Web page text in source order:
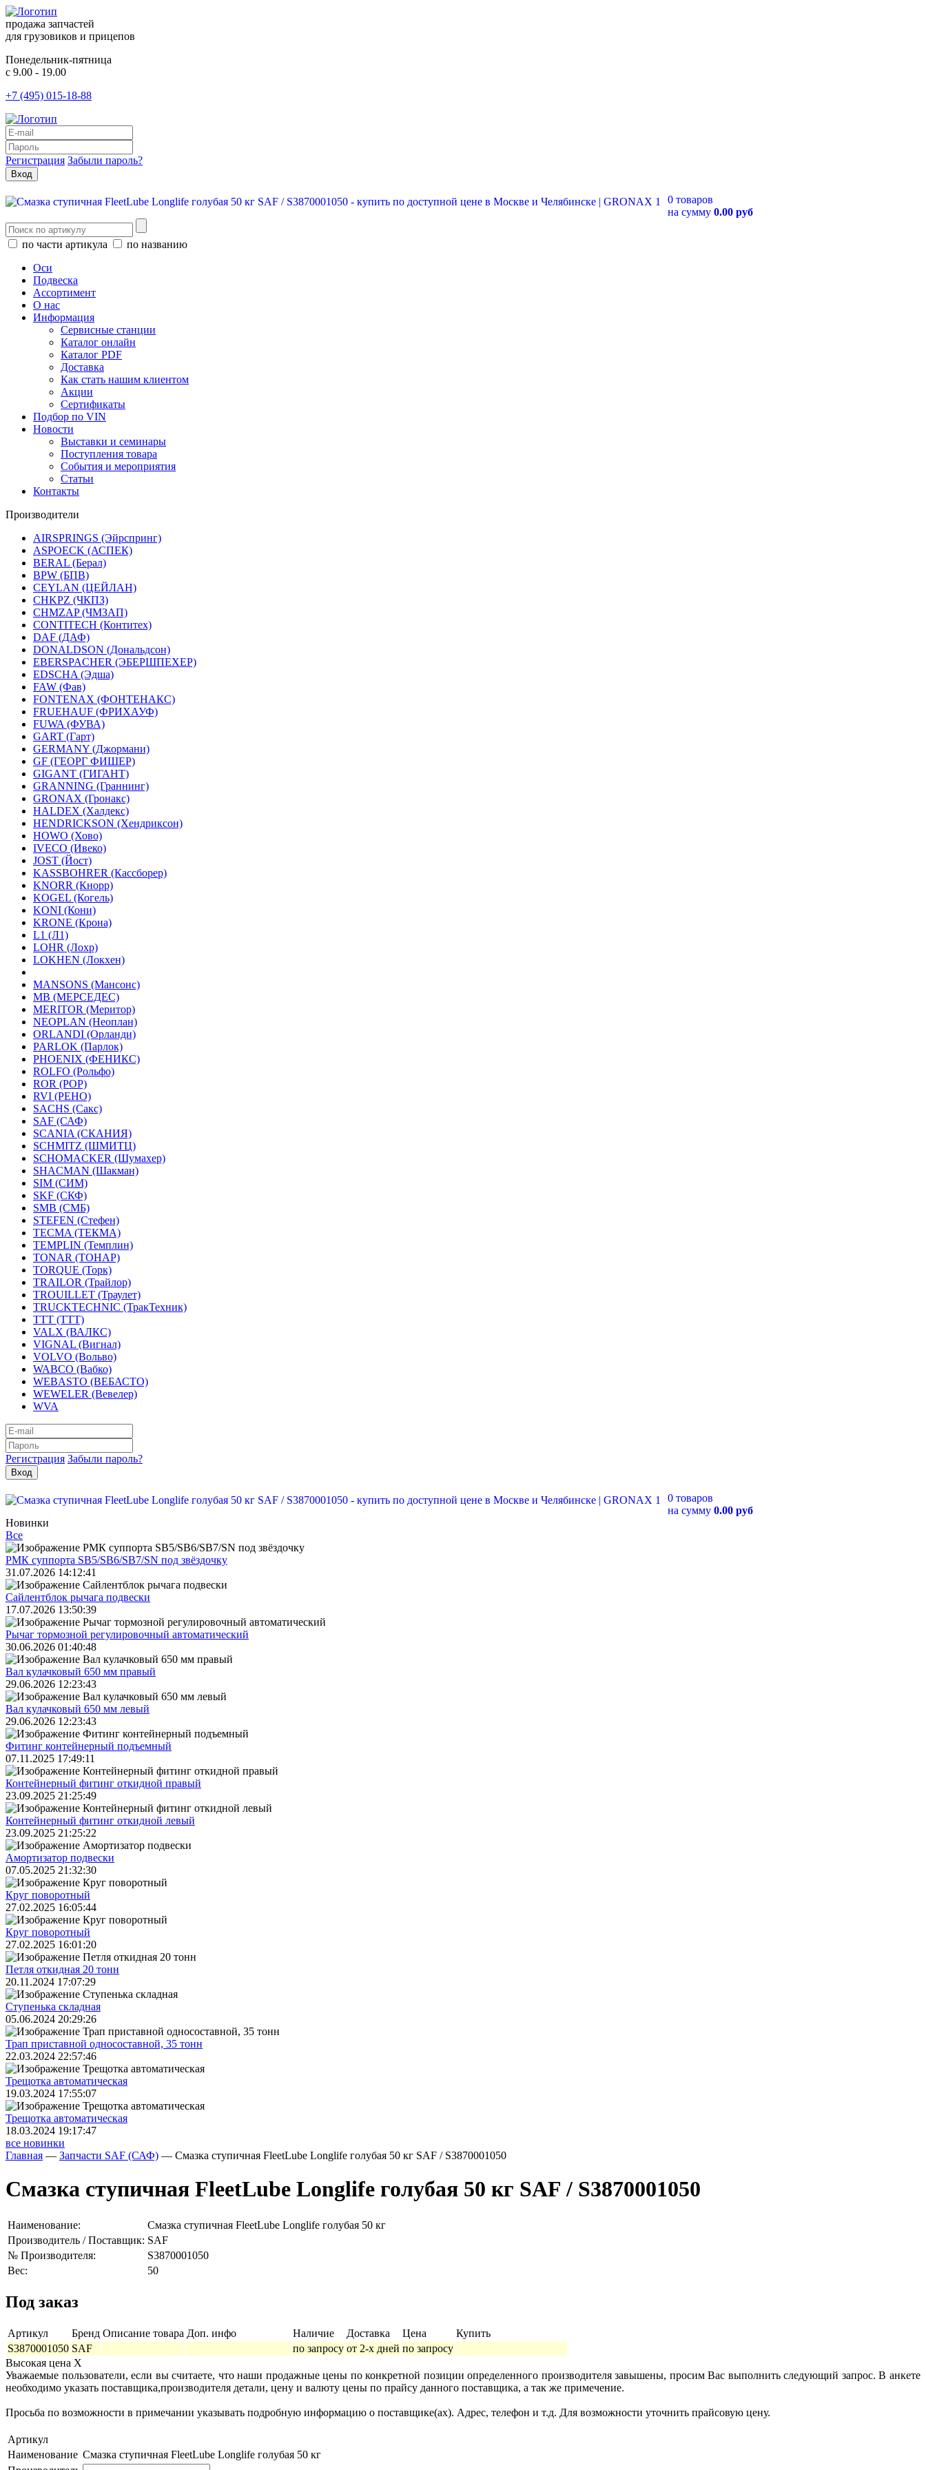
продажа запчастей
для грузовиков и прицепов
Понедельник-пятница
с 9.00 - 19.00
+7 (495) 015-18-88
Регистрация Забыли пароль?
0 товаров
на сумму 0.00 руб
по части артикула
по названию
Оси
Подвеска
Ассортимент
О нас
Информация
Сервисные станции
Каталог онлайн
Каталог PDF
Доставка
Как стать нашим клиентом
Акции
Сертификаты
Подбор по VIN
Новости
Выставки и семинары
Поступления товара
События и мероприятия
Статьи
Контакты
Производители
AIRSPRINGS (Эйрспринг)
ASPOECK (АСПЕК)
BERAL (Берал)
BPW (БПВ)
CEYLAN (ЦЕЙЛАН)
CHKPZ (ЧКПЗ)
CHMZAP (ЧМЗАП)
CONTITECH (Контитех)
DAF (ДАФ)
DONALDSON (Дональдсон)
EBERSPACHER (ЭБЕРШПЕХЕР)
EDSCHA (Эдша)
FAW (Фав)
FONTENAX (ФОНТЕНАКС)
FRUEHAUF (ФРИХАУФ)
FUWA (ФУВА)
GART (Гарт)
GERMANY (Джормани)
GF (ГЕОРГ ФИШЕР)
GIGANT (ГИГАНТ)
GRANNING (Граннинг)
GRONAX (Гронакс)
HALDEX (Халдекс)
HENDRICKSON (Хендриксон)
HOWO (Хово)
IVECO (Ивеко)
JOST (Йост)
KASSBOHRER (Касcборер)
KNORR (Кнорр)
KOGEL (Когель)
KONI (Кони)
KRONE (Крона)
L1 (Л1)
LOHR (Лохр)
LOKHEN (Локхен)
MANSONS (Мансонс)
MB (МЕРСЕДЕС)
MERITOR (Меритор)
NEOPLAN (Неоплан)
ORLANDI (Орланди)
PARLOK (Парлок)
PHOENIX (ФЕНИКС)
ROLFO (Рольфо)
ROR (РОР)
RVI (РЕНО)
SACHS (Сакс)
SAF (САФ)
SCANIA (СКАНИЯ)
SCHMITZ (ШМИТЦ)
SCHOMACKER (Шумахер)
SHACMAN (Шакман)
SIM (СИМ)
SKF (СКФ)
SMB (СМБ)
STEFEN (Стефен)
TECMA (ТЕКМА)
TEMPLIN (Темплин)
TONAR (ТОНАР)
TORQUE (Торк)
TRAILOR (Трайлор)
TROUILLET (Траулет)
TRUCKTECHNIC (ТракТехник)
TTT (ТТТ)
VALX (ВАЛКС)
VIGNAL (Вигнал)
VOLVO (Вольво)
WABCO (Вабко)
WEBASTO (ВЕБАСТО)
WEWELER (Вевелер)
WVA
Регистрация Забыли пароль?
0 товаров
на сумму 0.00 руб
Новинки
Все
РМК суппорта SB5/SB6/SB7/SN под звёздочку
31.07.2026 14:12:41
Сайлентблок рычага подвески
17.07.2026 13:50:39
Рычаг тормозной регулировочный автоматический
30.06.2026 01:40:48
Вал кулачковый 650 мм правый
29.06.2026 12:23:43
Вал кулачковый 650 мм левый
29.06.2026 12:23:43
Фитинг контейнерный подъемный
07.11.2025 17:49:11
Контейнерный фитинг откидной правый
23.09.2025 21:25:49
Контейнерный фитинг откидной левый
23.09.2025 21:25:22
Амортизатор подвески
07.05.2025 21:32:30
Круг поворотный
27.02.2025 16:05:44
Круг поворотный
27.02.2025 16:01:20
Петля откидная 20 тонн
20.11.2024 17:07:29
Ступенька складная
05.06.2024 20:29:26
Трап приставной односоставной, 35 тонн
22.03.2024 22:57:46
Трещoтка автоматическая
19.03.2024 17:55:07
Трещoтка автоматическая
18.03.2024 19:17:47
все новинки
Главная — Запчасти SAF (САФ) — Смазка ступичная FleetLube Longlife голубая 50 кг SAF / S3870001050
Смазка ступичная FleetLube Longlife голубая 50 кг SAF / S3870001050
Наименование:
Смазка ступичная FleetLube Longlife голубая 50 кг
Производитель / Поставщик: SAF
№ Производителя:
S3870001050
Вес:
50
Под заказ
Артикул Бренд Описание товара Доп. инфо Наличие Доставка Цена
Купить
S3870001050 SAF по запросу от 2-х дней по запросу
Высокая цена X
Уважаемые пользователи, если вы считаете, что наши продажные цены по конкретной позиции определенного производителя завышены, просим Вас выполнить следующий запрос. В анкете
необходимо указать поставщика,производителя детали, цену и валюту цены по прайсу данного поставщика, а так же примечение.
Просьба по возможности в примечании указывать подробную информацию о поставщике(ах). Адрес, телефон и т.д. Для возможности уточнить прайсовую цену.
Артикул
Наименование Смазка ступичная FleetLube Longlife голубая 50 кг